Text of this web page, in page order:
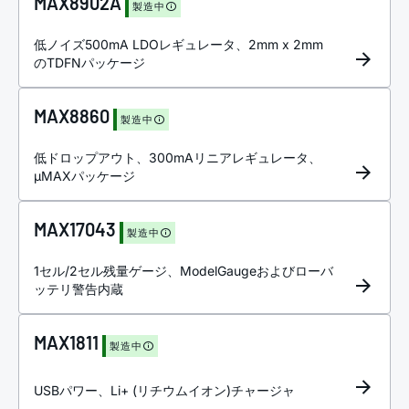
製造中
低ノイズ500mA LDOレギュレータ、2mm x 2mm
のTDFNパッケージ
MAX8860 製造中
低ドロップアウト、300mAリニアレギュレータ、
µMAXパッケージ
MAX17043 製造中
1セル/2セル残量ゲージ、ModelGaugeおよびローバ
ッテリ警告内蔵
MAX1811 製造中
USBパワー、Li+ (リチウムイオン)チャージャ